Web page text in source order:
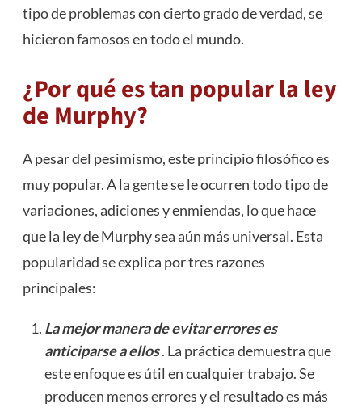
tipo de problemas con cierto grado de verdad, se
hicieron famosos en todo el mundo.
¿Por qué es tan popular la ley
de Murphy?
A pesar del pesimismo, este principio filosófico es
muy popular. A la gente se le ocurren todo tipo de
variaciones, adiciones y enmiendas, lo que hace
que la ley de Murphy sea aún más universal. Esta
popularidad se explica por tres razones
principales:
La mejor manera de evitar errores es
anticiparse a ellos. La práctica demuestra que
este enfoque es útil en cualquier trabajo. Se
producen menos errores y el resultado es más